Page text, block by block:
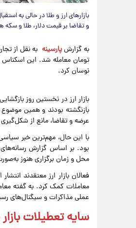
و تقاضا بر قیمت دلار، طلا و سکه
به گزارشپارسینه
تومان معامله شد. این
نوسان کرد.
بازار ارز در نخستین روز
بازنگشته بودند و همین
عرضه و تقاضا، مانع از
با این حال، مهم‌ترین خبر
بود. بر اساس گزارش رسانه‌های
محل و زمان برگزاری هنوز
فعالان بازار ارز معتقدند
معاملات کمک کرد. به گفته
عملی مذاکرات و سیگنال‌های
سایه تعطیلات